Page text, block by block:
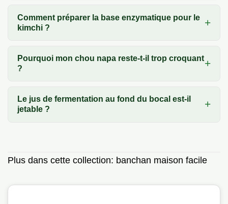
Comment préparer la base enzymatique pour le
kimchi ?
Pourquoi mon chou napa reste-t-il trop croquant
?
Le jus de fermentation au fond du bocal est-il
jetable ?
Plus dans cette collection: banchan maison facile